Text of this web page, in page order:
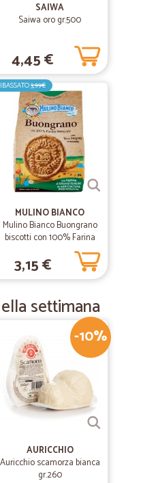
SAIWA
Saiwa oro gr.500
4,45 €
3,99€
MULINO BIANCO
Mulino Bianco Buongrano
biscotti con 100% Farina
Integrale 350 gr.
3,15 €
settimana
-10%
AURICCHIO
Auricchio scamorza bianca
gr.260